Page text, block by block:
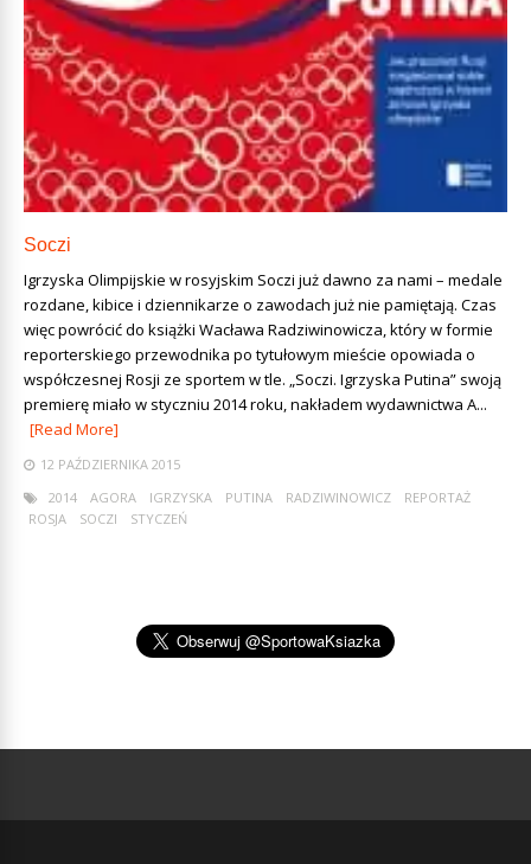
Soczi
Igrzyska Olimpijskie w rosyjskim Soczi już dawno za nami – medale
rozdane, kibice i dziennikarze o zawodach już nie pamiętają. Czas
więc powrócić do książki Wacława Radziwinowicza, który w formie
reporterskiego przewodnika po tytułowym mieście opowiada o
współczesnej Rosji ze sportem w tle. „Soczi. Igrzyska Putina” swoją
premierę miało w styczniu 2014 roku, nakładem wydawnictwa A...
[Read More]
12 PAŹDZIERNIKA 2015
2014
AGORA IGRZYSKA PUTINA RADZIWINOWICZ
REPORTAŻ
ROSJA
SOCZI STYCZEŃ